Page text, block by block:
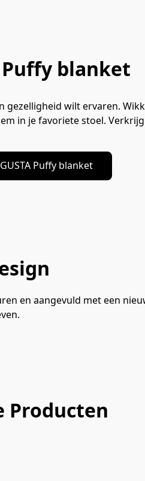
Puffy blanket
wilt ervaren.
in je favoriete stoel.
Puffy blanket
en aangevuld met een
Producten